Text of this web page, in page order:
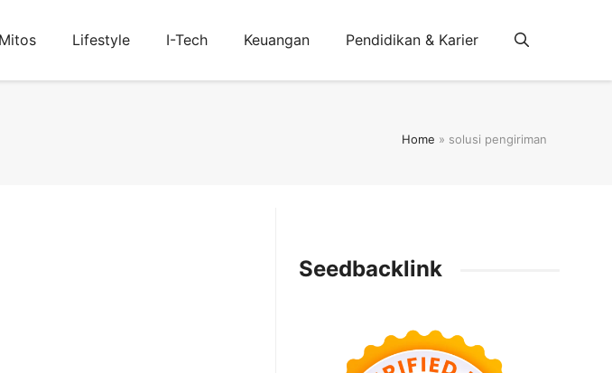
Lifestyle I-Tech Keuangan Pendidikan & Karier
Home » solusi pengiriman
Seedbacklink